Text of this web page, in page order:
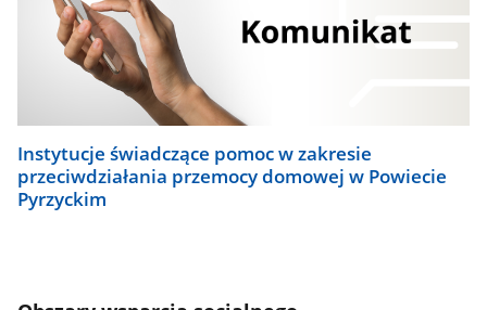
Instytucje świadczące pomoc w zakresie
przeciwdziałania przemocy domowej w Powiecie
Pyrzyckim